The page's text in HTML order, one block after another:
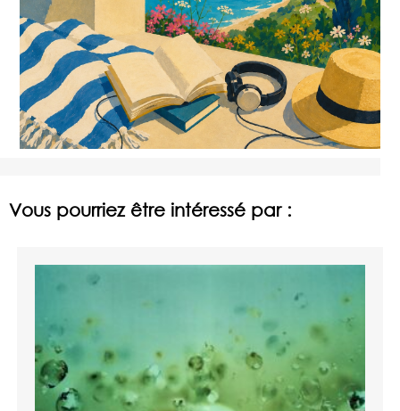
Vous pourriez être intéressé par :